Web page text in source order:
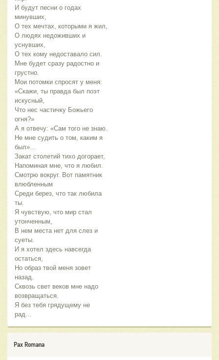
И будут песни о годах
минувших,
О тех мечтах, которыми я жил,
О людях недоживших и
уснувших,
О тех кому недоставало сил.
Мне будет сразу радостно и
грустно.
Мои потомки спросят у меня:
«Скажи, ты правда был поэт
искусный,
Что нес частичку Божьего
огня?»
А я отвечу: «Сам того не знаю.
Не мне судить о том, каким я
был»…
Закат столетий тихо догорает,
Напоминая мне, что я любил.
Смотрю вокруг. Вот памятник
влюбленным
Среди берез, что так любила
ты.
Я чувствую, что мир стал
утонченным,
В нем места нет для слез и
суеты.
И я хотел здесь навсегда
остаться,
Но образ твой меня зовет
назад.
Сквозь свет веков мне надо
возвращаться.
Я без тебя грядущему не
рад…
Pax Romana